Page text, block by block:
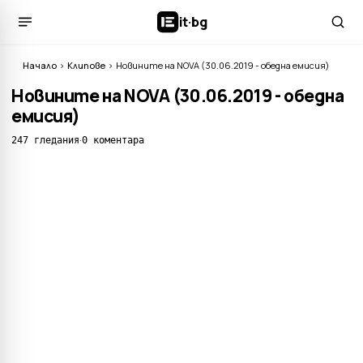
it·bg
Начало › Клипове › Новините на NOVA (30.06.2019 - обедна емисия)
Новините на NOVA (30.06.2019 - обедна
емисия)
247 гледания·0 коментара